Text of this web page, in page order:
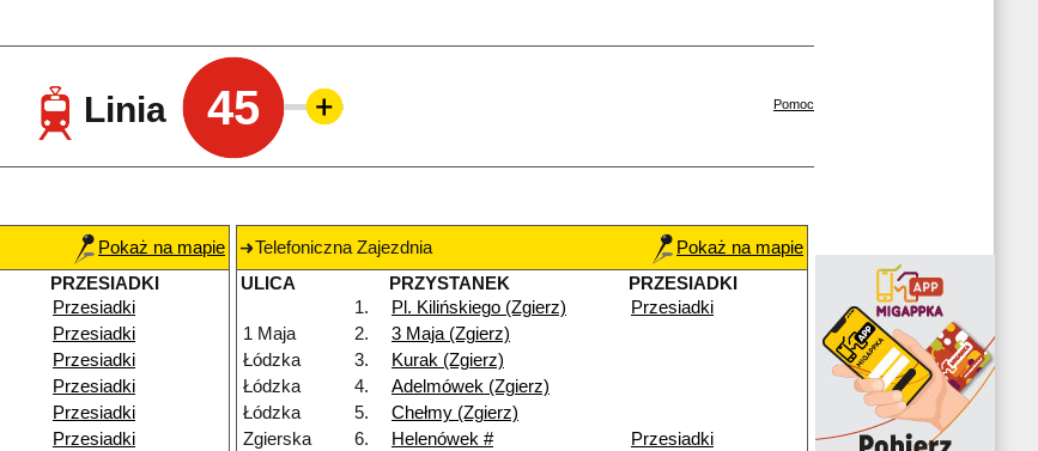
Linia 45 Pomoc
Pokaż na mapie
PRZESIADKI
Przesiadki
Przesiadki
Przesiadki
Przesiadki
Przesiadki
Przesiadki
Telefoniczna Zajezdnia
Pokaż na mapie
ULICA
PRZYSTANEK
PRZESIADKI
1.
Pl. Kilińskiego (Zgierz)
Przesiadki
1 Maja
2.
3 Maja (Zgierz)
Łódzka
3.
Kurak (Zgierz)
Łódzka
4.
Adelmówek (Zgierz)
Łódzka
5.
Chełmy (Zgierz)
Zgierska
6. Helenówek #
Przesiadki